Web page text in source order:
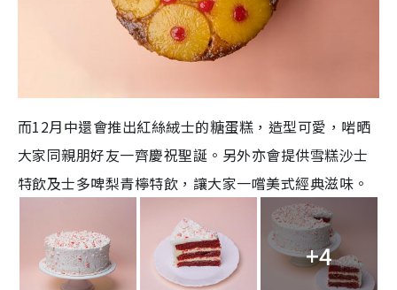
而12月中還會推出紅絲絨士的糖蛋糕，造型可愛，啱晒
大家同親朋好友一齊慶祝聖誕。另外亦會提供雪糕沙士
特飲及士多啤梨青檸特飲，讓大家一嚐美式經典滋味。
+4